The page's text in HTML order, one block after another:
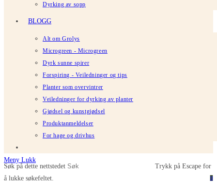
Dyrking av sopp
BLOGG
Alt om Grolys
Microgreen - Microgreen
Dyrk sunne spirer
Forspiring - Veiledninger og tips
Planter som overvintrer
Veiledninger for dyrking av planter
Gjødsel og kunstgjødsel
Produktanmeldelser
For hage og drivhus
0
Meny Lukk
Søk på dette nettstedet
Trykk på Escape for
å lukke søkefeltet.